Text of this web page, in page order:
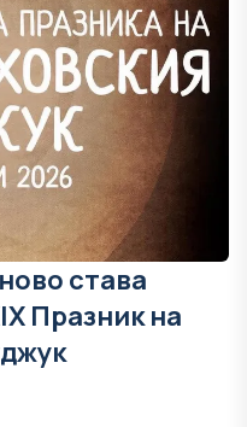
става
Празник на